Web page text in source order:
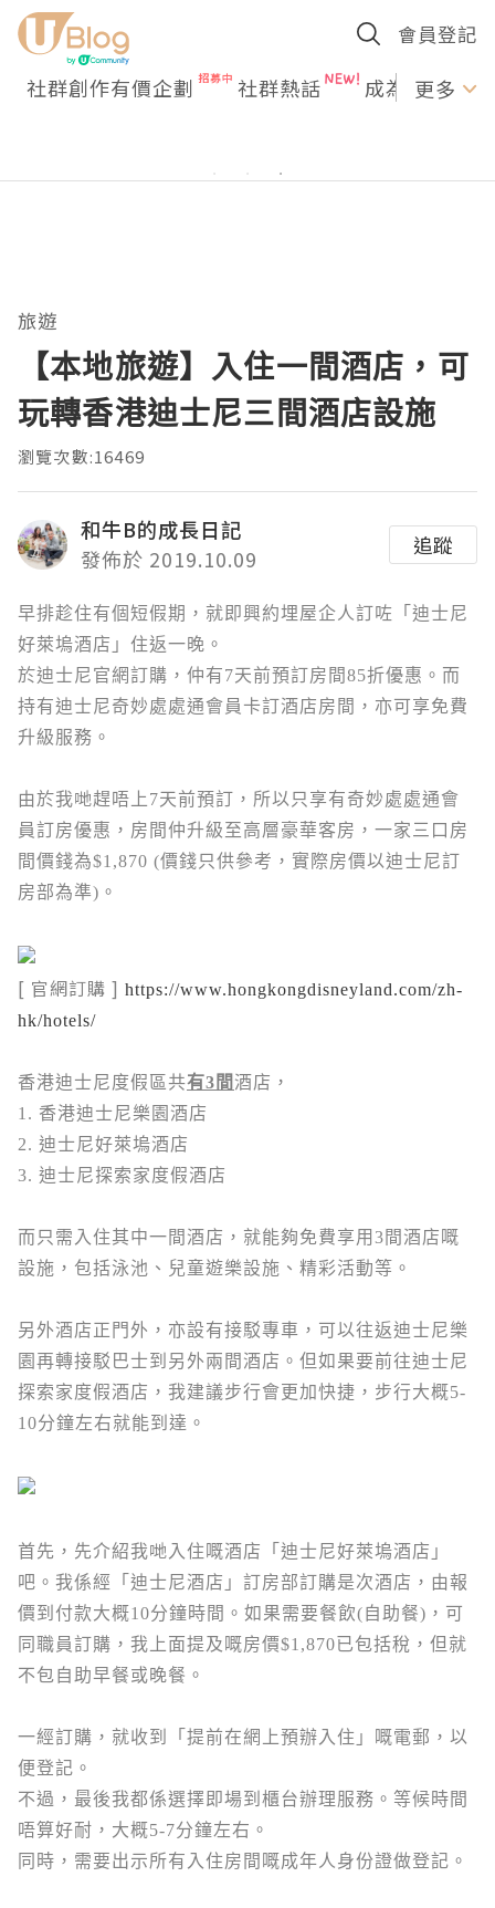
會員登記
社群創作有價企劃 社群熱話 成為U更多
旅遊
【本地旅遊】入住一間酒店，可
玩轉香港迪士尼三間酒店設施
瀏覽次數:16469
和牛B的成長日記
發佈於 2019.10.09
追蹤
早排趁住有個短假期，就即興約埋屋企人訂咗「迪士尼
好萊塢酒店」住返一晚。
於迪士尼官網訂購，仲有7天前預訂房間85折優惠。而
持有迪士尼奇妙處處通會員卡訂酒店房間，亦可享免費
升級服務。
由於我哋趕唔上7天前預訂，所以只享有奇妙處處通會
員訂房優惠，房間仲升級至高層豪華客房，一家三口房
間價錢為$1,870 (價錢只供參考，實際房價以迪士尼訂
房部為準)。
[ 官網訂購 ] https://www.hongkongdisneyland.com/zh-
hk/hotels/
香港迪士尼度假區共有3間 酒店，
1. 香港迪士尼樂園酒店
2. 迪士尼好萊塢酒店
3. 迪士尼探索家度假酒店
而只需入住其中一間酒店，就能夠免費享用3間酒店嘅
設施，包括泳池、兒童遊樂設施、精彩活動等。
另外酒店正門外，亦設有接駁專車，可以往返迪士尼樂
園再轉接駁巴士到另外兩間酒店。但如果要前往迪士尼
探索家度假酒店，我建議步行會更加快捷，步行大概5-
10分鐘左右就能到達。
首先，先介紹我哋入住嘅酒店
「迪士尼好萊塢酒店」
吧。我係經「迪士尼酒店」訂房部訂購是次酒店，由報
價到付款大概10分鐘時間。如果需要餐飲(自助餐)，可
同職員訂購，我上面提及嘅房價$1,870已包括稅，但就
不包自助早餐或晚餐。
一經訂購，就收到「 提前在網上預辦入住 」嘅電郵，以
便登記。
不過，最後我都係選擇即場到櫃台辦理服務。等候時間
唔算好耐，大概5-7分鐘左右。
同時，需要出示所有入住房間嘅成年人身份證做登記。